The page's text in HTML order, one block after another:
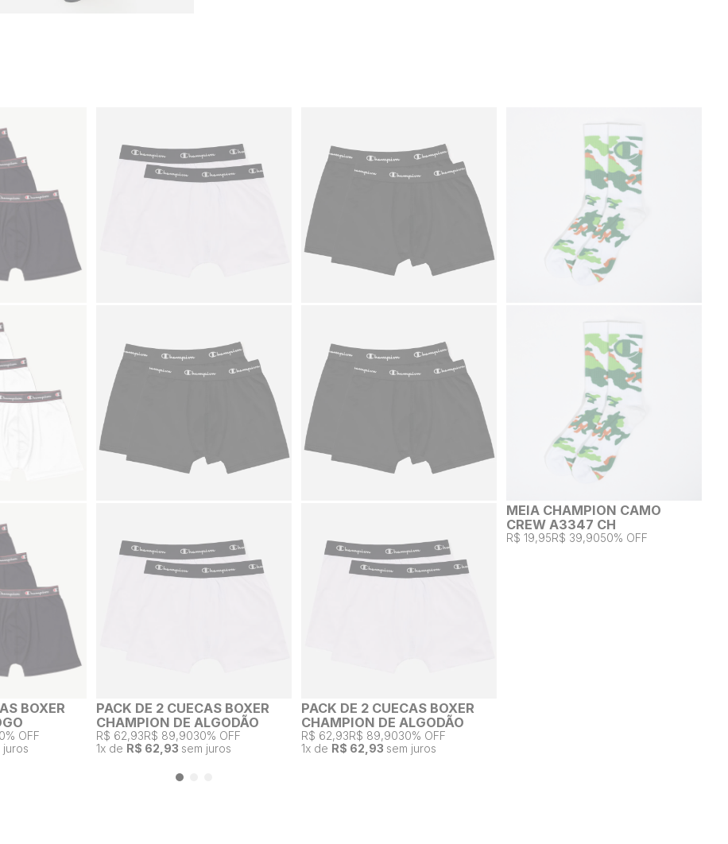
BOXER
OFF
juros
PACK DE 2 CUECAS BOXER
CHAMPION DE ALGODÃO
R$ 62,93R$ 89,9030% OFF
1x de R$ 62,93 sem juros
PACK DE 2 CUECAS BOXER
CHAMPION DE ALGODÃO
R$ 62,93R$ 89,9030% OFF
1x de R$ 62,93 sem juros
MEIA CHAMPION CAMO
CREW A3347 CH
R$ 19,95R$ 39,9050% OFF